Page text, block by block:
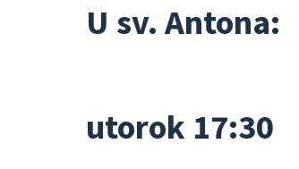
U sv. Antona:
utorok 17:30